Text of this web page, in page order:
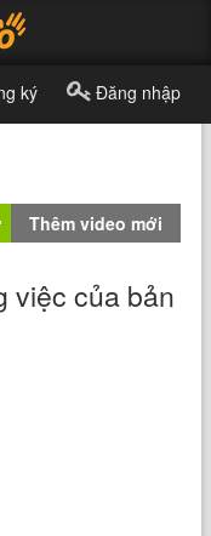
ký Đăng nhập
Thêm video mới
việc của bản